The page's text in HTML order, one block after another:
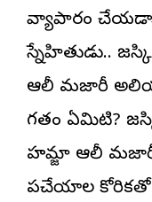
వ్యాపారం
స్నేహితుడు..
ఆలీ మజారీ
గతం ఏమిటి?
హమ్జా ఆలీ
పనిచేయాలని